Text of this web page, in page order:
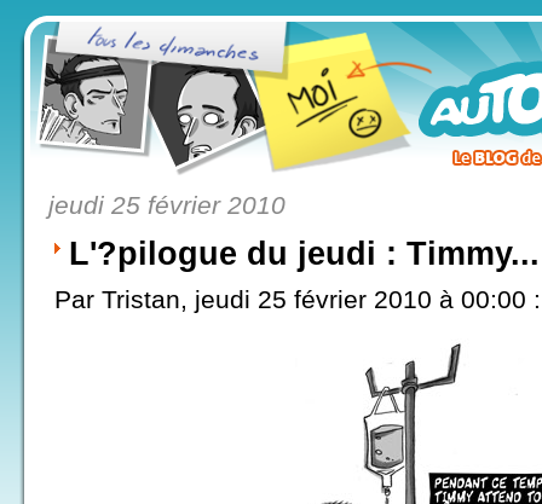
jeudi 25 février 2010
L'?pilogue du jeudi : Timmy...
Par Tristan, jeudi 25 février 2010 à 00:00